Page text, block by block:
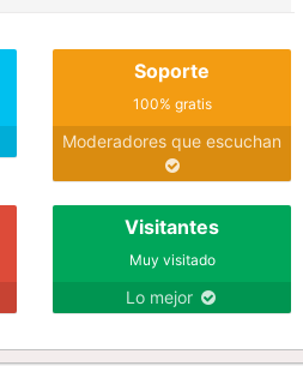
Soporte
100% gratis
Moderadores que escuchan
Visitantes
Muy visitado
Lo mejor